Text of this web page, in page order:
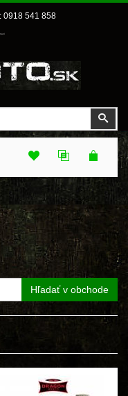
0918 541 858
Hľadať v obchode